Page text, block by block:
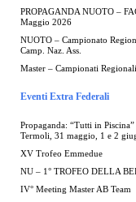
PROPAGANDA NUOTO –
Maggio 2026
NUOTO – Campionato
Camp. Naz. Ass.
Master – Campionati
Eventi Extra Federali
Propaganda: “Tutti in
Termoli, 31 maggio, 1 e 2
XV Trofeo Emmedue
NU – 1° TROFEO DELLA
IV° Meeting Master AB Team